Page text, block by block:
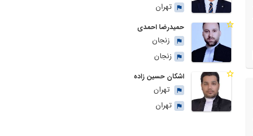
تهران
حمیدرضا احمدی
زنجان
زنجان
اشکان حسین زاده
تهران
تهران